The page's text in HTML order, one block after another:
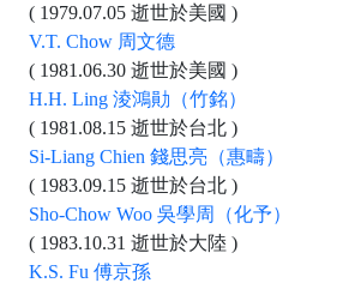
( 1979.07.05 逝世於美國 )
V.T. Chow 周文德
( 1981.06.30 逝世於美國 )
H.H. Ling 淩鴻勛（竹銘）
( 1981.08.15 逝世於台北 )
Si-Liang Chien 錢思亮（惠疇）
( 1983.09.15 逝世於台北 )
Sho-Chow Woo 吳學周（化予）
( 1983.10.31 逝世於大陸 )
K.S. Fu 傅京孫